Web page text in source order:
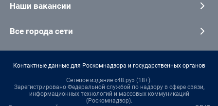
Наши вакансии
Все города сети
Контактные данные для Роскомнадзора и государственных органов
Сетевое издание «48.ру» (18+).
Зарегистрировано Федеральной службой по надзору в сфере связи,
информационных технологий и массовых коммуникаций
(Роскомнадзор).